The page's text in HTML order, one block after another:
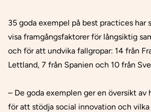
35 goda exempel på best practices har
visa framgångsfaktorer för långsiktig
och för att undvika fallgropar: 14 från
Lettland, 7 från Spanien och 10 från
– De goda exemplen ger en översikt av
för att stödja social innovation och vilka